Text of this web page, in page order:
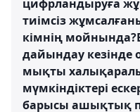
цифрландыруға
тиімсіз
кімнің мойнында?
дайындау кезінде
мықты
мүмкіндіктері
барысы ашықтық